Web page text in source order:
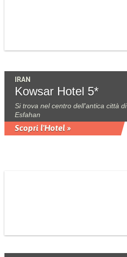
IRAN
Kowsar Hotel 5*
Si trova nel centro dell'antica città di
Esfahan
Scopri l'Hotel »